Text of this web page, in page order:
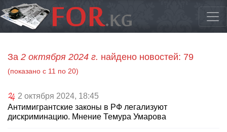
За 2 октября 2024 г. найдено новостей: 79
(показано с 11 по 20)
2 октября 2024, 18:45
Антимигрантские законы в РФ легализуют
дискриминацию. Мнение Темура Умарова